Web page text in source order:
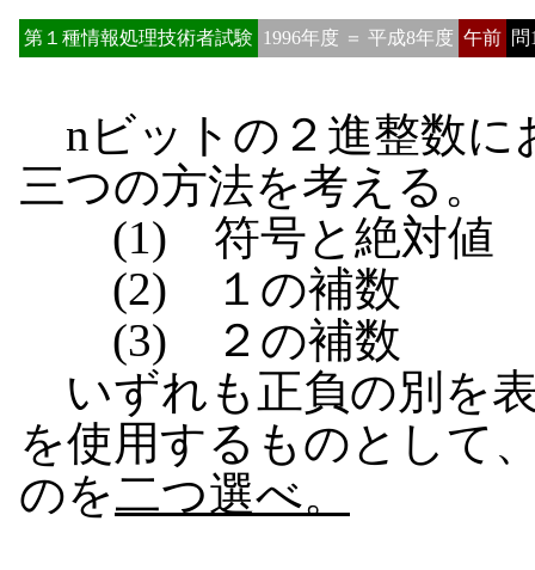
第１種情報処理技術者試験 1996年度 ＝ 平成8年度 午前 問
nビットの２進整数に
三つの方法を考える。
(1) 符号と絶対値
(2) １の補数
(3) ２の補数
いずれも正負の別を
を使用するものとして
のを二つ選べ。